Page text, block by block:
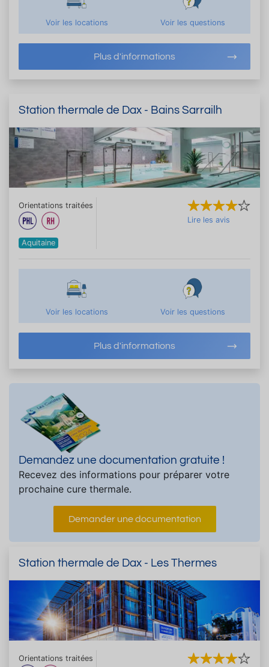
Voir les locations Voir les questions
Plus d'informations
Station thermale de Dax - Bains Sarrailh
Orientations traitées
Aquitaine
Lire les avis
Voir les locations Voir les questions
Plus d'informations
Demandez une documentation gratuite !
Recevez des informations pour préparer votre
prochaine cure thermale.
Demander une documentation
Station thermale de Dax - Les Thermes
Orientations traitées